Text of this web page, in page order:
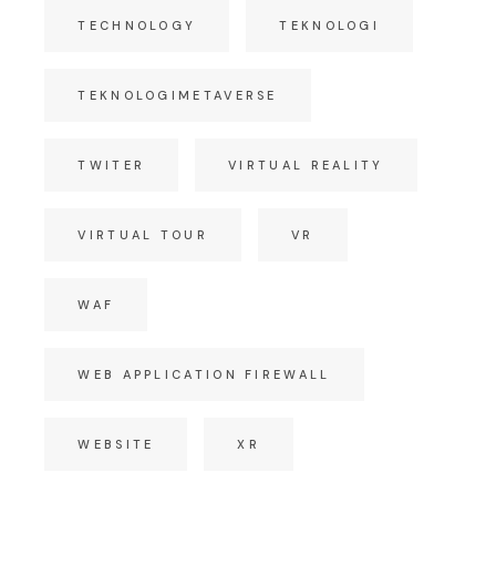
TECHNOLOGY TEKNOLOGI
TEKNOLOGIMETAVERSE
TWITER VIRTUAL REALITY
VIRTUAL TOUR VR
WAF
WEB APPLICATION FIREWALL
WEBSITE XR